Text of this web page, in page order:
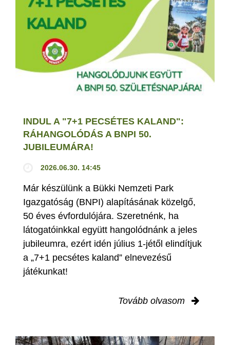
INDUL A "7+1 PECSÉTES KALAND":
RÁHANGOLÓDÁS A BNPI 50.
JUBILEUMÁRA!
2026.06.30. 14:45
Már készülünk a Bükki Nemzeti Park
Igazgatóság (BNPI) alapításának közelgő,
50 éves évfordulójára. Szeretnénk, ha
látogatóinkkal együtt hangolódnánk a jeles
jubileumra, ezért idén július 1-jétől elindítjuk
a „7+1 pecsétes kaland” elnevezésű
játékunkat!
Tovább olvasom